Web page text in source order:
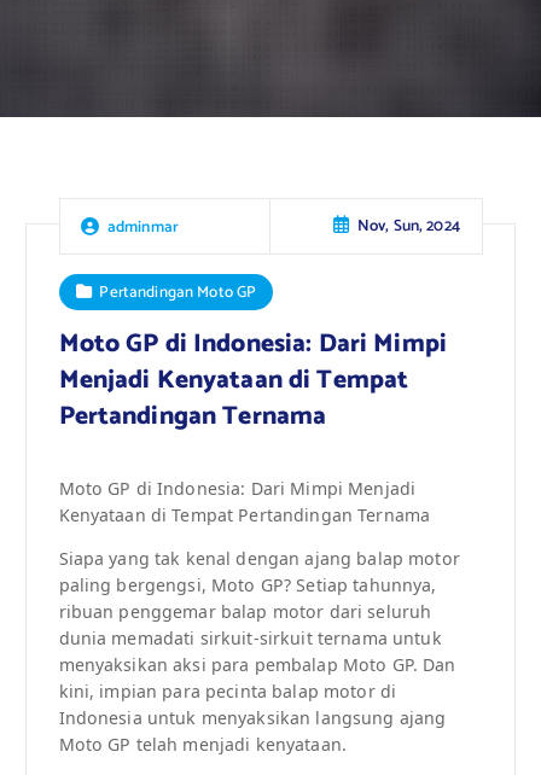
adminmar Nov, Sun, 2024
Pertandingan Moto GP
Moto GP di Indonesia: Dari Mimpi
Menjadi Kenyataan di Tempat
Pertandingan Ternama
Moto GP di Indonesia: Dari Mimpi Menjadi
Kenyataan di Tempat Pertandingan Ternama
Siapa yang tak kenal dengan ajang balap motor
paling bergengsi, Moto GP? Setiap tahunnya,
ribuan penggemar balap motor dari seluruh
dunia memadati sirkuit-sirkuit ternama untuk
menyaksikan aksi para pembalap Moto GP. Dan
kini, impian para pecinta balap motor di
Indonesia untuk menyaksikan langsung ajang
Moto GP telah menjadi kenyataan.